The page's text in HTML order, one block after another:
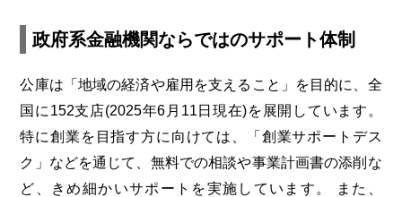
政府系金融機関ならではのサポート体制
公庫は「地域の経済や雇用を支えること」を目的に、全
国に152支店(2025年6月11日現在)を展開しています。
特に創業を目指す方に向けては、「創業サポートデス
ク」などを通じて、無料での相談や事業計画書の添削な
ど、きめ細かいサポートを実施しています。
また、